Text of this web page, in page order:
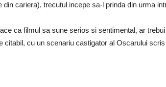
din cariera), trecutul incepe sa-l prinda din urma
ca filmul sa sune serios si sentimental, ar
citabil, cu un scenariu castigator al Oscarului